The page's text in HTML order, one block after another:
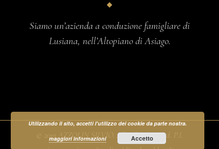
Siamo un’azienda a conduzione famigliare di
Lusiana, nell’Altopiano di Asiago.
© 2019 AZZOLIN SILVIO. All rights reserved. P.I.
Utilizzando il sito, accetti l'utilizzo dei cookie da parte nostra.
maggiori informazioni Accetto